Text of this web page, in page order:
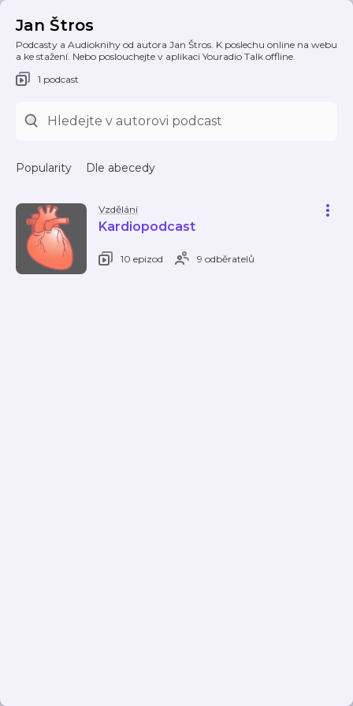
Jan Štros
Podcasty a Audioknihy od autora Jan Štros. K poslechu online na webu
a ke stažení. Nebo poslouchejte v aplikaci Youradio Talk offline.
1 podcast
Popularity Dle abecedy
Vzdělání
Kardiopodcast
10 epizod 9 odběratelů